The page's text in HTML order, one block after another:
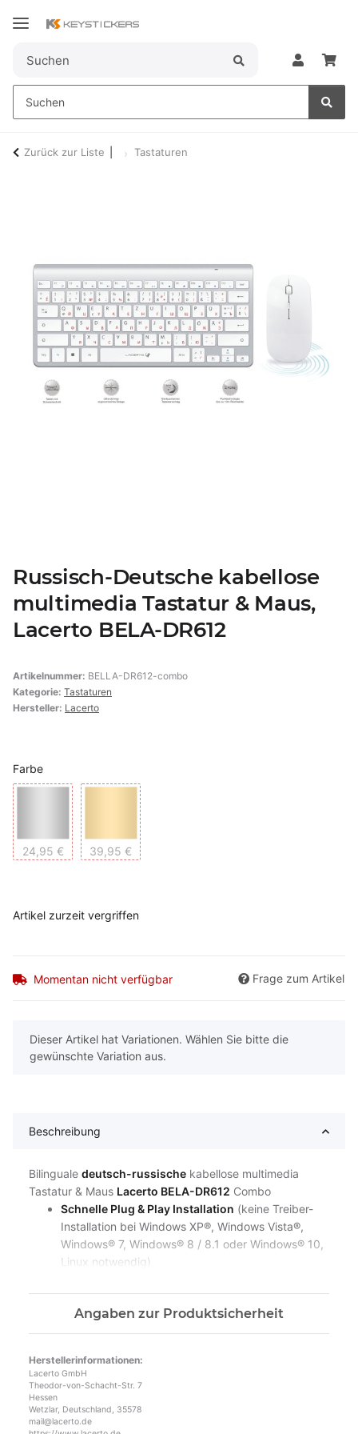
Zurück zur Liste Tastaturen
Russisch-Deutsche kabellose
multimedia Tastatur & Maus,
Lacerto BELA-DR612
Artikelnummer: BELLA-DR612-combo
Kategorie: Tastaturen
Hersteller: Lacerto
Farbe
Silber
24,95 € Gold
39,95 €
Artikel zurzeit vergriffen
Momentan nicht verfügbar Frage zum Artikel
x
Dieser Artikel hat Variationen. Wählen Sie bitte die
gewünschte Variation aus.
Beschreibung
Bilinguale deutsch-russische kabellose multimedia
Tastatur & Maus Lacerto BELA-DR612 Combo
Schnelle Plug & Play Installation (keine Treiber-
Installation bei Windows XP®, Windows Vista®,
Windows® 7, Windows® 8 / 8.1 oder Windows® 10,
Linux notwendig)
Empfänger, bis zu 10m Reichweite)
Multimedia Tasten (Bedienelemente für Media-
Player inkl. Lautstärke), Hot-Tasten (Internet, E-
Modisches und ultra-dünnes ergonomisches
Design(78 extra flache Tasten mit
ausgezeichneter Anschlagsdynamik und leisem
Druckpunkt), automatischer Stand-By-Modus
Angaben zur Produktsicherheit
Herstellerinformationen:
Lacerto GmbH
Theodor-von-Schacht-Str. 7
Hessen
Wetzlar, Deutschland, 35578
mail@lacerto.de